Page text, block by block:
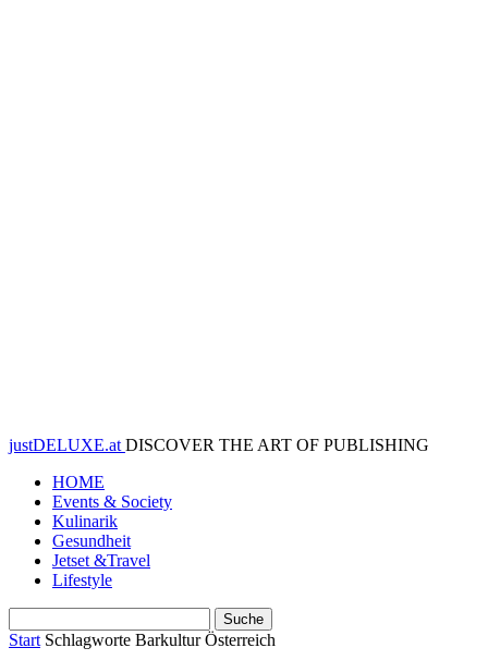
justDELUXE.at DISCOVER THE ART OF PUBLISHING
HOME
Events & Society
Kulinarik
Gesundheit
Jetset &Travel
Lifestyle
Start Schlagworte Barkultur Österreich